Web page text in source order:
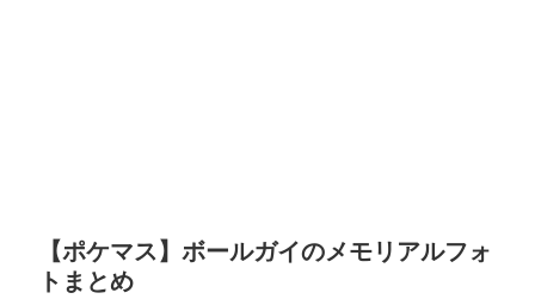
【ポケマス】ボールガイのメモリアルフォ
トまとめ